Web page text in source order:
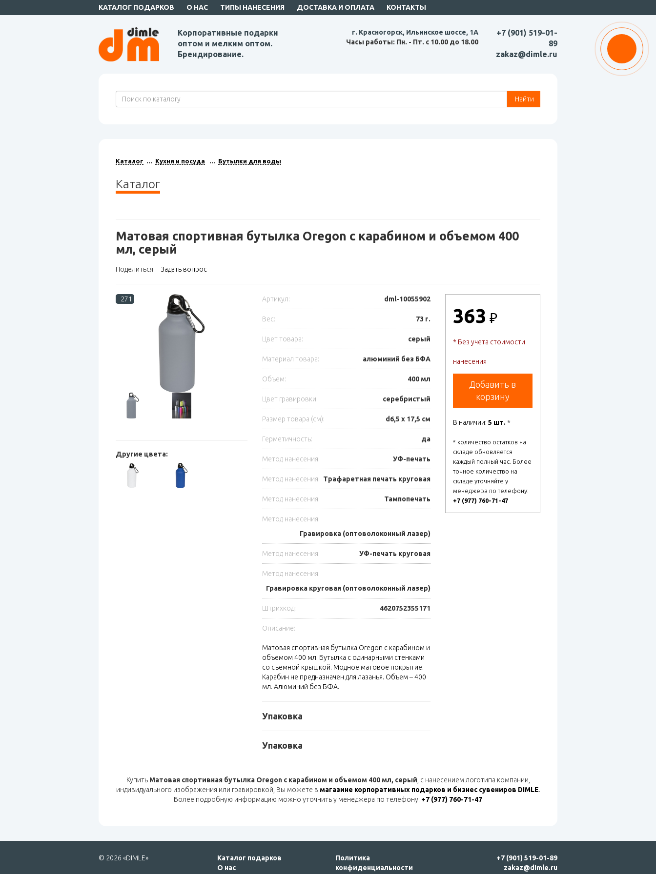
КАТАЛОГ ПОДАРКОВ О НАС ТИПЫ НАНЕСЕНИЯ ДОСТАВКА И ОПЛАТА КОНТАКТЫ
Корпоративные подарки
оптом и мелким оптом.
Брендирование.
г. Красногорск, Ильинское шоссе, 1А
Часы работы: Пн. - Пт. с 10.00 до 18.00
+7 (901) 519-01-
89
zakaz@dimle.ru
Найти
Каталог Кухня и посуда Бутылки для воды
Каталог
Матовая спортивная бутылка Oregon с карабином и объемом 400
мл, серый
Поделиться Задать вопрос
271
Другие цвета:
Артикул: dml-10055902
Вес: 73 г.
Цвет товара: серый
Материал товара: алюминий без БФА
Объем: 400 мл
Цвет гравировки: серебристый
Размер товара (см): d6,5 х 17,5 см
Герметичность: да
Метод нанесения: УФ-печать
Метод нанесения: Трафаретная печать круговая
Метод нанесения: Тампопечать
Метод нанесения:
Гравировка (оптоволоконный лазер)
Метод нанесения: УФ-печать круговая
Метод нанесения:
Гравировка круговая (оптоволоконный лазер)
Штрихкод: 4620752355171
Описание:
Матовая спортивная бутылка Oregon с карабином и
объемом 400 мл. Бутылка с одинарными стенками
со съемной крышкой. Модное матовое покрытие.
Карабин не предназначен для лазанья. Объем – 400
мл. Алюминий без БФА.
Упаковка
Упаковка
363 ₽
* Без учета стоимости
нанесения
Добавить в
корзину
В наличии: 5 шт. *
* количество остатков на
складе обновляется
каждый полный час. Более
точное количество на
складе уточняйте у
менеджера по телефону:
+7 (977) 760-71-47
Купить Матовая спортивная бутылка Oregon с карабином и объемом 400 мл, серый , с нанесением логотипа компании,
индивидуального изображения или гравировкой, Вы можете в магазине корпоративных подарков и бизнес сувениров DIMLE.
Более подробную информацию можно уточнить у менеджера по телефону: +7 (977) 760-71-47
© 2026 «DIMLE»
Каталог подарков
О нас
Политика
конфиденциальности
+7 (901) 519-01-89
zakaz@dimle.ru